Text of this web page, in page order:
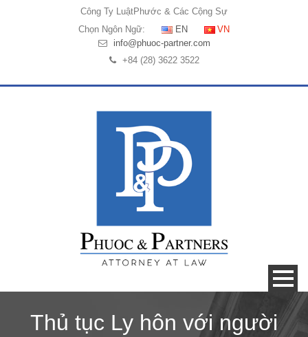
Công Ty LuậtPhước & Các Cộng Sự
Chọn Ngôn Ngữ:
EN
VN
info@phuoc-partner.com
+84 (28) 3622 3522
Thủ tục Ly hôn với người